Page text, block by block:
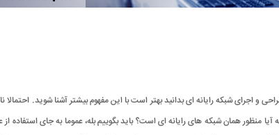
و اجرای شبکه رایانه ای بدانید بهتر است با این مفهوم بیشتر آشنا شوید. احتمالا
منظور همان شبکه های رایانه ای است؟ باید بگوییم بله، عموما به جای استفاده از